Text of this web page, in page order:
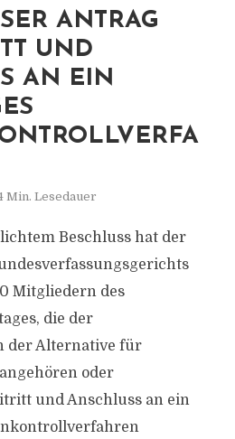
ANTRAG
UND
AN EIN
Min. Lesedauer
Beschluss hat der
Mitgliedern des
die der
der Alternative für
oder
und Anschluss an ein